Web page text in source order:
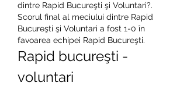
dintre Rapid Bucureşti şi Voluntari?.
Scorul final al meciului dintre Rapid
Bucureşti şi Voluntari a fost 1-0 în
favoarea echipei Rapid Bucureşti.
Rapid bucureşti -
voluntari